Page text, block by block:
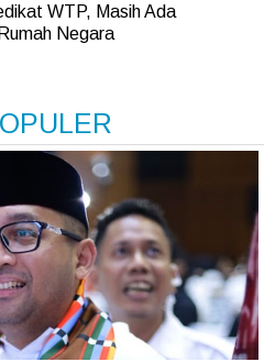
WTP, Masih Ada
Negara